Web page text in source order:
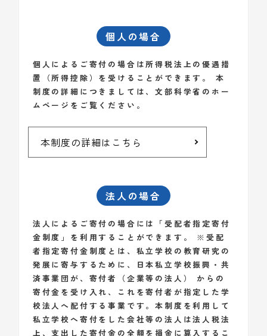
個人の場合
個人によるご寄付の場合は所得税法上の優遇措
置（所得控除）を受けることができます。 本
制度の詳細につきましては、文部科学省のホー
ムページをご覧ください。
本制度の詳細はこちら
法人の場合
法人によるご寄付の場合には「受配者指定寄付
金制度」を利用することができます。 ※受配
者指定寄付金制度とは、私立学校の教育研究の
発展に寄与するために、日本私立学校振興・共
済事業団が、寄付者（企業等の法人） からの
寄付金を受け入れ、これを寄付者が指定した学
校法人へ配付する事業です。本制度を利用して
私立学校へ寄付をした会社等の法人は法人税法
上、支出した寄付金の全額を損金に算入するこ